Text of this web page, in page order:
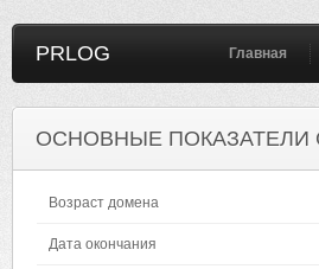
PRLOG Главная
ОСНОВНЫЕ ПОКАЗАТЕЛИ
Возраст домена
Дата окончания